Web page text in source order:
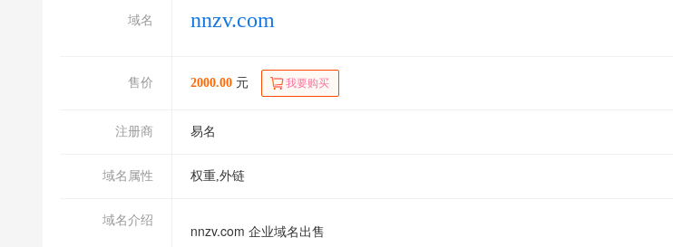
域名 nnzv.com
售价 2000.00 元 我要购买
注册商 易名
域名属性 权重,外链
域名介绍
nnzv.com 企业域名出售